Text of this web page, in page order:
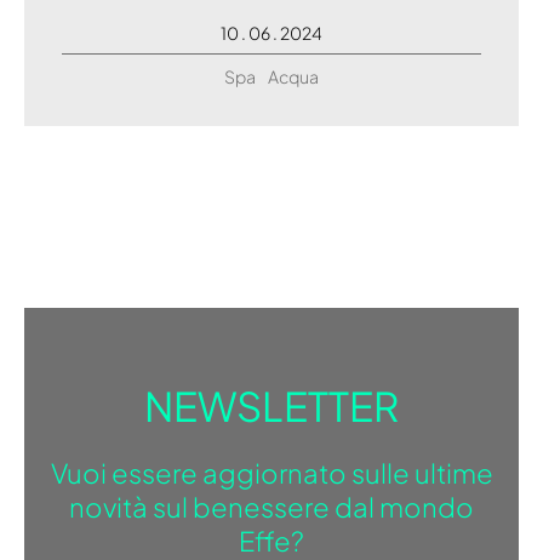
10 . 06 . 2024
Spa
Acqua
NEWSLETTER
Vuoi essere aggiornato sulle ultime
novità sul benessere dal mondo
Effe?